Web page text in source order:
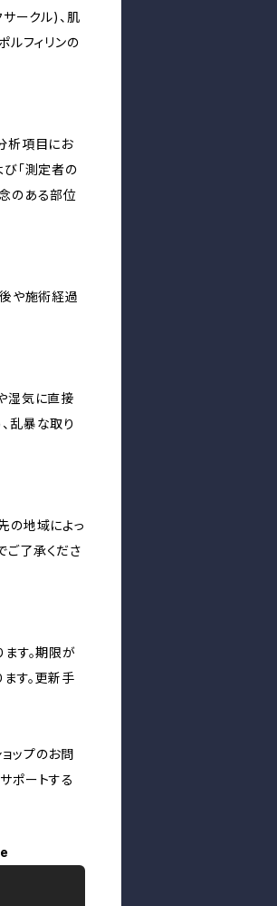
サークル)、肌
ルフィリンの
析項目にお
び「測定者の
のある部位
や施術経過
湿気に直接
乱暴な取り
の地域によっ
ご了承くださ
す。期限が
す。更新手
ップのお問
ポートする